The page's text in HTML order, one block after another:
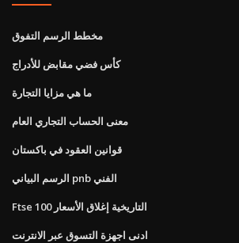
مخطط الرسم التفوق
كأس فضي مقابض للأدراج
ما هي مزايا التجارة
معنى الحساب التجاري العام
قوانين العقود في باكستان
الرسم البياني pnb الفني
Ftse 100 التاريخية إغلاق الأسعار
ادنى اجهزة التسوق عبر الانترنت